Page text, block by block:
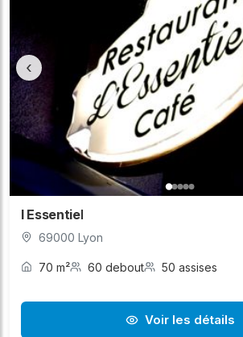
‹
l Essentiel
69000 Lyon
70 m² 60 debout 50 assises
Voir les détails